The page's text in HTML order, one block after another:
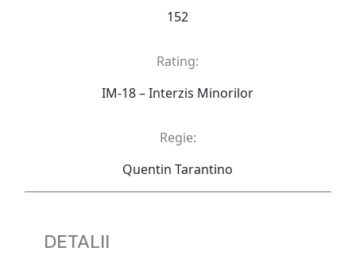
152
Rating:
IM-18 – Interzis Minorilor
Regie:
Quentin Tarantino
DETALII